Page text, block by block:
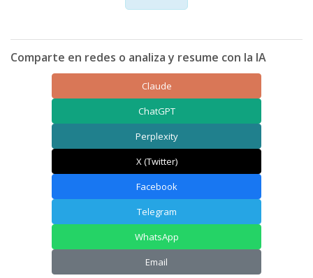
Comparte en redes o analiza y resume con la IA
Claude
ChatGPT
Perplexity
X (Twitter)
Facebook
Telegram
WhatsApp
Email